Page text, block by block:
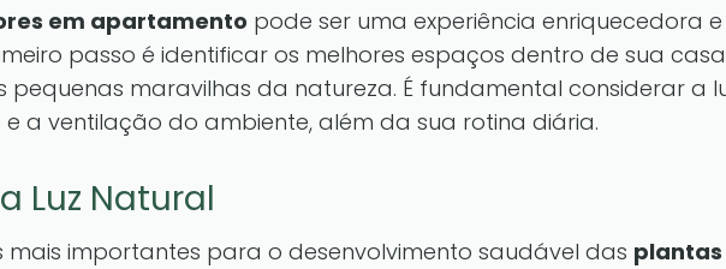
em apartamento pode ser uma experiência enriquecedora e
passo é identificar os melhores espaços dentro de sua
pequenas maravilhas da natureza. É fundamental considerar a
a ventilação do ambiente, além da sua rotina diária.
Luz Natural
mais importantes para o desenvolvimento saudável das